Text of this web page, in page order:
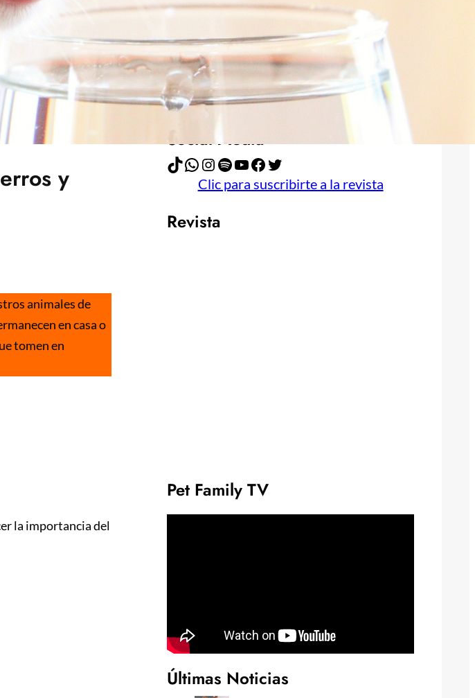
y
animales de
en casa o
tomen en
la importancia del
Publicidad
Social Media
TikTok WhatsApp Instagram Spotify YouTube Facebook Twitter
Clic para suscribirte a la revista
Revista
Pet Family TV
Últimas Noticias